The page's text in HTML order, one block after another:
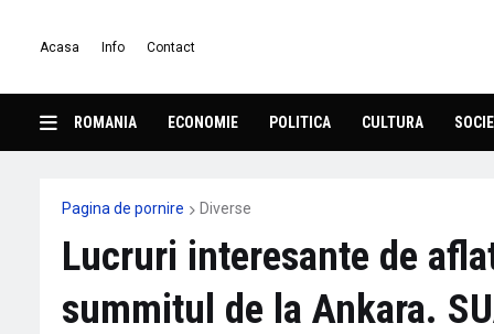
Acasa Info Contact
ROMANIA ECONOMIE POLITICA CULTURA
Pagina de pornire Diverse
Lucruri interesante de
summitul de la Ankara.